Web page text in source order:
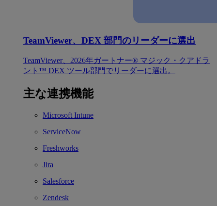
TeamViewer、DEX 部門のリーダーに選出
TeamViewer、2026年ガートナー® マジック・クアドラ
ント™ DEX ツール部門でリーダーに選出。
主な連携機能
Microsoft Intune
ServiceNow
Freshworks
Jira
Salesforce
Zendesk